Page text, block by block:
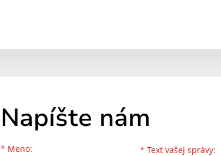
Napíšte nám
* Meno:
Meno
Priezvisko
E-mailová adresa * Text vašej správy: